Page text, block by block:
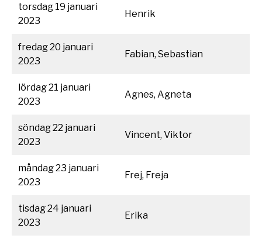
torsdag 19 januari
2023
Henrik
fredag 20 januari
2023
Fabian, Sebastian
lördag 21 januari
2023
Agnes, Agneta
söndag 22 januari
2023
Vincent, Viktor
måndag 23 januari
2023
Frej, Freja
tisdag 24 januari
2023
Erika